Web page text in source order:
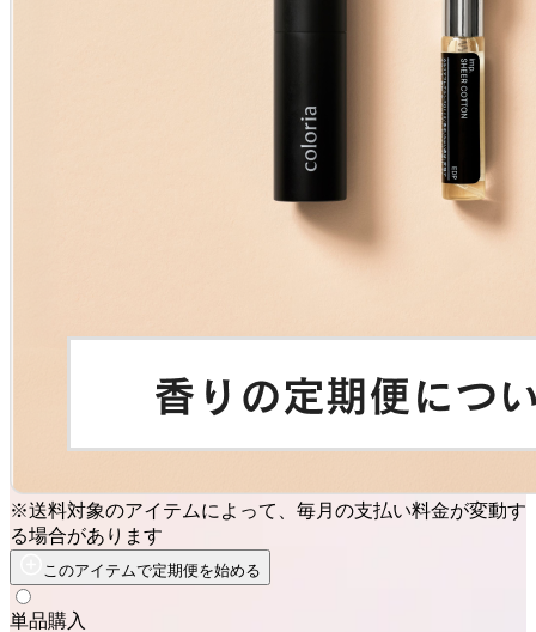
※送料対象のアイテムによって、毎月の支払い料金が変動す
る場合があります
このアイテムで定期便を始める
単品購入